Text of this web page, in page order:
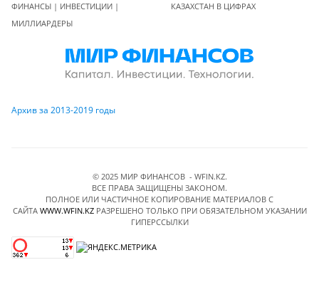
ФИНАНСЫ | ИНВЕСТИЦИИ |
МИЛЛИАРДЕРЫ
КАЗАХСТАН В ЦИФРАХ
Архив за 2013-2019 годы
© 2025 МИР ФИНАНСОВ - WFIN.KZ.
ВСЕ ПРАВА ЗАЩИЩЕНЫ ЗАКОНОМ.
ПОЛНОЕ ИЛИ ЧАСТИЧНОЕ КОПИРОВАНИЕ МАТЕРИАЛОВ C
САЙТА WWW.WFIN.KZРАЗРЕШЕНО ТОЛЬКО ПРИ ОБЯЗАТЕЛЬНОМ УКАЗАНИИ
ГИПЕРССЫЛКИ